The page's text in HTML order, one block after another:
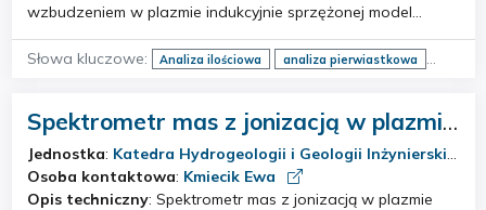
wzbudzeniem w plazmie indukcyjnie sprzężonej model
Optima 7300DV (Perkin Elmer). Możliwość obserwacji plazmy
w dwóch kierunkach tzw. system dual view (axial i radial)
Słowa kluczowe: Analiza ilościowa
analiza pierwiastkowa
Spektrometr mas z jonizacją w plazmie
indukcyjnie sprzężonej (ICP-MS)
Jednostka: Katedra Hydrogeologii i Geologii Inżynierskiej
Osoba kontaktowa: Kmiecik Ewa
Opis techniczny: Spektrometr mas z jonizacją w plazmie